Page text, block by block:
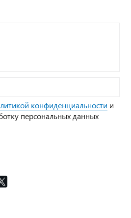
конфиденциальности и
персональных данных